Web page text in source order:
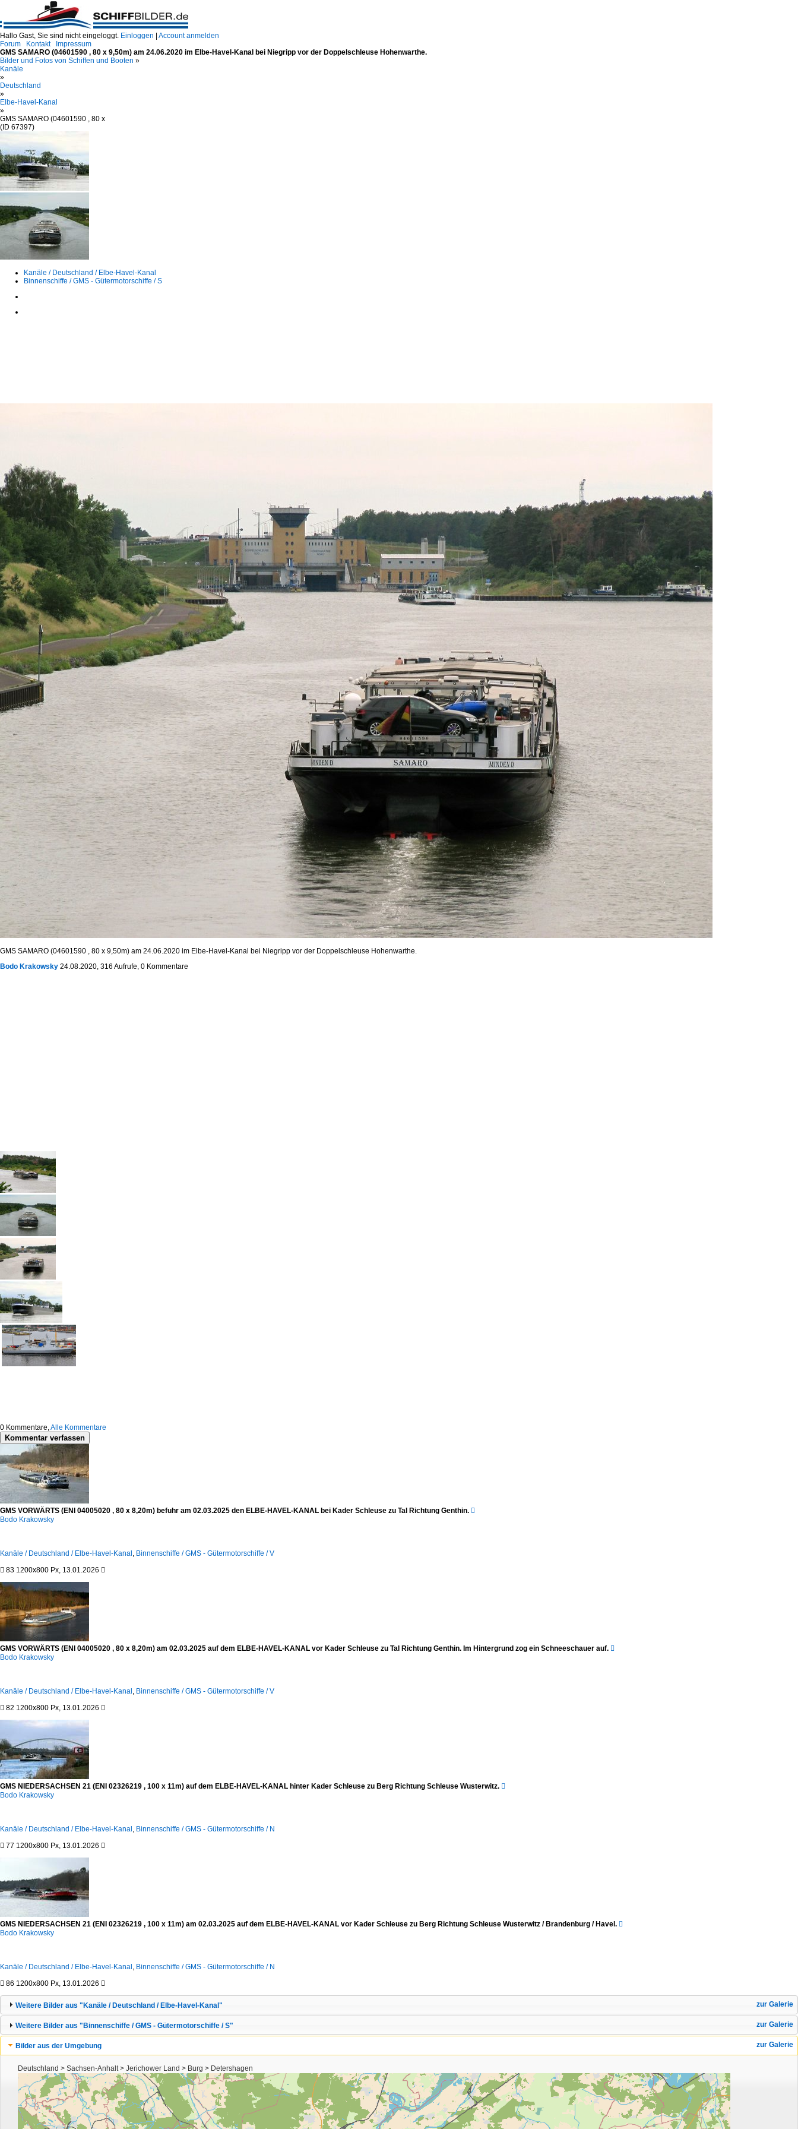
Hallo Gast, Sie sind nicht eingeloggt. Einloggen
Account anmelden
Forum
Kontakt
Impressum
GMS SAMARO (04601590 , 80 x 9,50m) am 24.06.2020 im Elbe-Havel-Kanal bei Niegripp vor der Doppelschleuse Hohenwarthe.
Bilder und Fotos von Schiffen und Booten »
Kanäle
»
Deutschland
»
Elbe-Havel-Kanal
»
GMS SAMARO (04601590 , 80 x
(ID 67397)
Kanäle / Deutschland / Elbe-Havel-Kanal
Binnenschiffe / GMS - Gütermotorschiffe / S
GMS SAMARO (04601590 , 80 x 9,50m) am 24.06.2020 im Elbe-Havel-Kanal bei Niegripp vor der Doppelschleuse Hohenwarthe.
Bodo Krakowsky 24.08.2020, 316 Aufrufe, 0 Kommentare
0 Kommentare,Alle Kommentare
Kommentar verfassen
GMS VORWÄRTS (ENI 04005020 , 80 x 8,20m) befuhr am 02.03.2025 den ELBE-HAVEL-KANAL bei Kader Schleuse zu Tal Richtung Genthin. 
Bodo Krakowsky
Kanäle / Deutschland / Elbe-Havel-Kanal , Binnenschiffe / GMS - Gütermotorschiffe / V
 83 1200x800 Px, 13.01.2026 
GMS VORWÄRTS (ENI 04005020 , 80 x 8,20m) am 02.03.2025 auf dem ELBE-HAVEL-KANAL vor Kader Schleuse zu Tal Richtung Genthin. Im Hintergrund zog ein Schneeschauer auf. 
Bodo Krakowsky
Kanäle / Deutschland / Elbe-Havel-Kanal , Binnenschiffe / GMS - Gütermotorschiffe / V
 82 1200x800 Px, 13.01.2026 
GMS NIEDERSACHSEN 21 (ENI 02326219 , 100 x 11m) auf dem ELBE-HAVEL-KANAL hinter Kader Schleuse zu Berg Richtung Schleuse Wusterwitz. 
Bodo Krakowsky
Kanäle / Deutschland / Elbe-Havel-Kanal , Binnenschiffe / GMS - Gütermotorschiffe / N
 77 1200x800 Px, 13.01.2026 
GMS NIEDERSACHSEN 21 (ENI 02326219 , 100 x 11m) am 02.03.2025 auf dem ELBE-HAVEL-KANAL vor Kader Schleuse zu Berg Richtung Schleuse Wusterwitz / Brandenburg / Havel. 
Bodo Krakowsky
Kanäle / Deutschland / Elbe-Havel-Kanal , Binnenschiffe / GMS - Gütermotorschiffe / N
 86 1200x800 Px, 13.01.2026 
zur Galerie
Weitere Bilder aus "Kanäle / Deutschland / Elbe-Havel-Kanal"
zur Galerie
Weitere Bilder aus "Binnenschiffe / GMS - Gütermotorschiffe / S"
zur Galerie
Bilder aus der Umgebung
Deutschland > Sachsen-Anhalt > Jerichower Land > Burg > Detershagen